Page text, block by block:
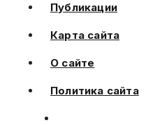
Публикации
Карта сайта
О сайте
Политика сайта